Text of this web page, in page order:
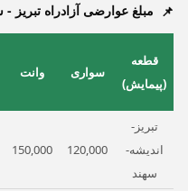
مبلغ عوارضی آزادراه تبریز -
قطعه
(پیمایش)
سواری وانت
تبریز-
اندیشه-
سهند
120,000
150,000